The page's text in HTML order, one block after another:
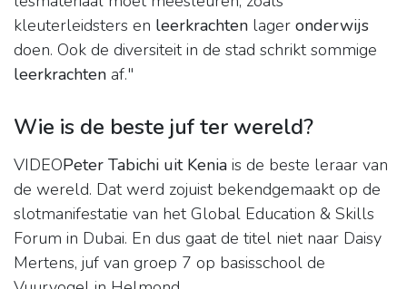
kleuterleidsters en leerkrachten lager onderwijs
doen. Ook de diversiteit in de stad schrikt sommige
leerkrachten af."
Wie is de beste juf ter wereld?
VIDEOPeter Tabichi uit Kenia is de beste leraar van
de wereld. Dat werd zojuist bekendgemaakt op de
slotmanifestatie van het Global Education & Skills
Forum in Dubai. En dus gaat de titel niet naar Daisy
Mertens, juf van groep 7 op basisschool de